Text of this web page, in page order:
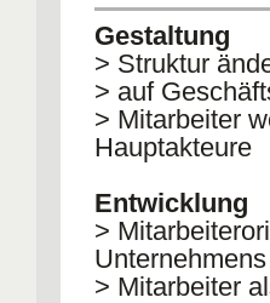
Gestaltung
> Struktur
> auf
> Mitarbeiter
Hauptakteure
Entwicklung
>
Unternehmens
> Mitarbeiter